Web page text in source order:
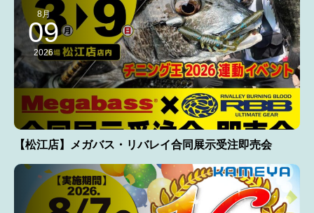
8月
09
2026
【松江店】メガバス・リバレイ合同展示受注即売会